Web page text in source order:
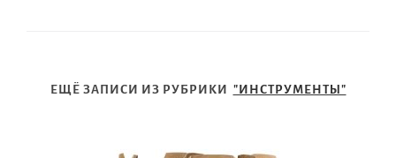
ЕЩЁ ЗАПИСИ ИЗ РУБРИКИ "ИНСТРУМЕНТЫ"